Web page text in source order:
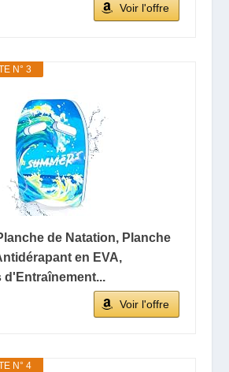
Voir l'offre
N° 3
de Natation, Planche
en EVA,
d'Entraînement...
Voir l'offre
N° 4